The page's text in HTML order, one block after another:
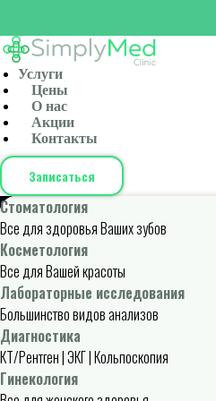
Услуги
Цены
О нас
Акции
Контакты
Записаться
Стоматология
Все для здоровья Ваших зубов
Косметология
Все для Вашей красоты
Лабораторные исследования
Большинство видов анализов
Диагностика
КТ/Рентген | ЭКГ | Кольпоскопия
Гинекология